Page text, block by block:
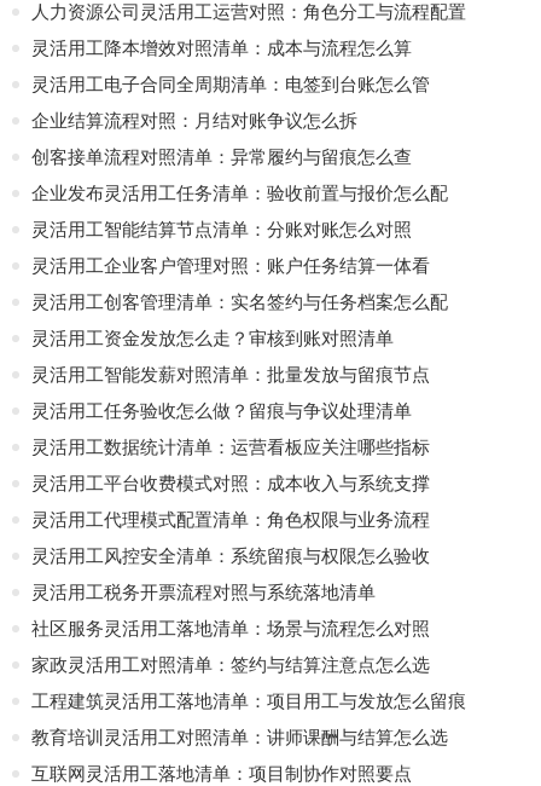
人力资源公司灵活用工运营对照：角色分工与流程配置
灵活用工降本增效对照清单：成本与流程怎么算
灵活用工电子合同全周期清单：电签到台账怎么管
企业结算流程对照：月结对账争议怎么拆
创客接单流程对照清单：异常履约与留痕怎么查
企业发布灵活用工任务清单：验收前置与报价怎么配
灵活用工智能结算节点清单：分账对账怎么对照
灵活用工企业客户管理对照：账户任务结算一体看
灵活用工创客管理清单：实名签约与任务档案怎么配
灵活用工资金发放怎么走？审核到账对照清单
灵活用工智能发薪对照清单：批量发放与留痕节点
灵活用工任务验收怎么做？留痕与争议处理清单
灵活用工数据统计清单：运营看板应关注哪些指标
灵活用工平台收费模式对照：成本收入与系统支撑
灵活用工代理模式配置清单：角色权限与业务流程
灵活用工风控安全清单：系统留痕与权限怎么验收
灵活用工税务开票流程对照与系统落地清单
社区服务灵活用工落地清单：场景与流程怎么对照
家政灵活用工对照清单：签约与结算注意点怎么选
工程建筑灵活用工落地清单：项目用工与发放怎么留痕
教育培训灵活用工对照清单：讲师课酬与结算怎么选
互联网灵活用工落地清单：项目制协作对照要点